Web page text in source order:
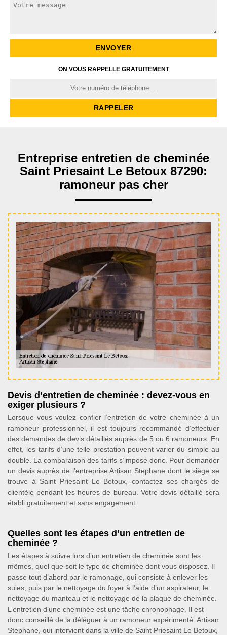
ON VOUS RAPPELLE GRATUITEMENT
Entreprise entretien de cheminée
Saint Priesaint Le Betoux 87290:
ramoneur pas cher
Devis d’entretien de cheminée : devez-vous en
exiger plusieurs ?
Lorsque vous voulez confier l’entretien de votre cheminée à un
ramoneur professionnel, il est toujours recommandé d’effectuer
des demandes de devis détaillés auprès de 5 ou 6 ramoneurs. En
effet, les tarifs d’une telle prestation peuvent varier du simple au
double. La comparaison des tarifs s’impose donc. Pour demander
un devis auprès de l’entreprise Artisan Stephane dont le siège se
trouve à Saint Priesaint Le Betoux, contactez ses chargés de
clientèle pendant les heures de bureau. Votre devis détaillé sera
établi gratuitement et sans engagement.
Quelles sont les étapes d’un entretien de
cheminée ?
Les étapes à suivre lors d’un entretien de cheminée sont les
mêmes, quel que soit le type de cheminée dont vous disposez. Il
passe tout d’abord par le ramonage, qui consiste à enlever les
suies, puis par le nettoyage du foyer à l’aide d’un aspirateur, le
nettoyage du manteau et le nettoyage de la plaque de cheminée.
L’entretien d’une cheminée est une tâche chronophage. Il est
donc conseillé de la déléguer à un ramoneur expérimenté. Artisan
Stephane, qui intervient dans la ville de Saint Priesaint Le Betoux,